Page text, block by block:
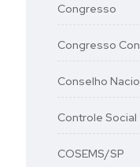
Congresso
Congresso
Conselho
Controle Social
COSEMS/SP